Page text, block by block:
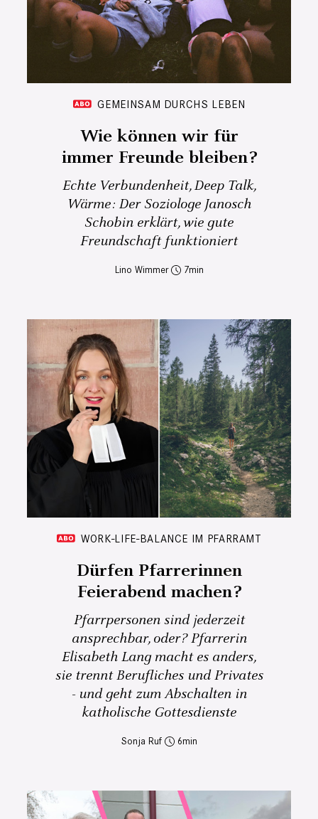
GEMEINSAM DURCHS LEBEN
Wie können wir für
immer Freunde bleiben?
Echte Verbundenheit, Deep Talk,
Wärme: Der Soziologe Janosch
Schobin erklärt, wie gute
Freundschaft funktioniert
Lino Wimmer 7
WORK-LIFE-BALANCE IM PFARRAMT
Dürfen Pfarrerinnen
Feierabend machen?
Pfarrpersonen sind jederzeit
ansprechbar, oder? Pfarrerin
Elisabeth Lang macht es anders,
sie trennt Berufliches und Privates
- und geht zum Abschalten in
katholische Gottesdienste
Sonja Ruf 6